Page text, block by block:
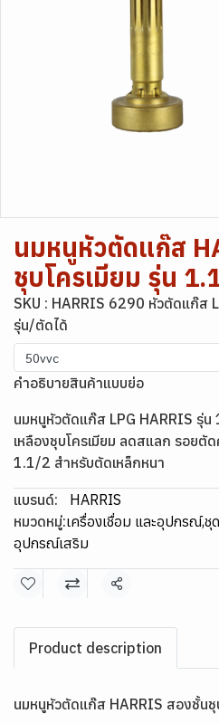
นมหนูหัวตัดแก๊ส
ชุบโครเมียม รุ่น
SKU : HARRIS 6290 หัวตัดแก๊ส
รุ่น/ตัดได้
50vvc
คำอธิบายสินค้าแบบย่อ
นมหนูหัวตัดแก๊ส LPG HARRIS รุ่
เหลืองชุบโครเมียม ลดสแลก รอย
1.1/2 สำหรับตัดเหล็กหนา
แบรนด์:
HARRIS
หมวดหมู่:เครื่องเชื่อม และอุปกรณ์,ชุ
อุปกรณ์เสริม
แชร์
Product description
นมหนูหัวตัดแก๊ส HARRIS สองชั้นชุ